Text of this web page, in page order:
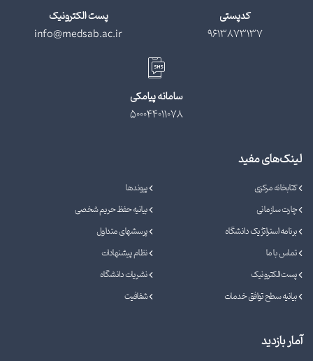
کدپستی
9613873137
پست الکترونیک
info@medsab.ac.ir
سامانه پیامکی
500044011078
لینک‌های مفید
کتابخانه مرکزی
پیوندها
چارت سازمانی
بیانیه حفظ حریم شخصی
برنامه استراتژیک دانشگاه
پرسشهای متداول
تماس با ما
نظام پیشنهادات
پست الکترونیک
نشریات دانشگاه
بیانیه سطح توافق خدمات
شفافیت
آمار بازدید